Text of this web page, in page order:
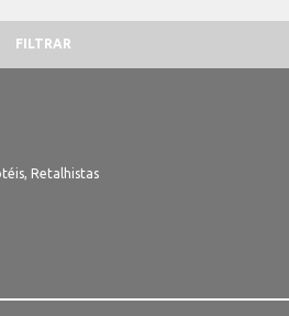
FILTRAR
Retalhistas